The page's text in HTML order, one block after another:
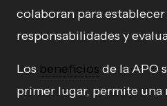
colaboran para
responsabilidades y
Los beneficios de la APO
primer lugar, permite una